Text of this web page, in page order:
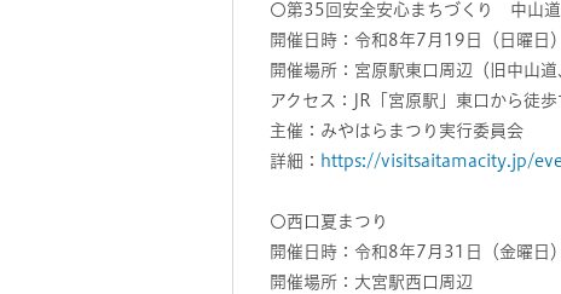
〇第35回安全安心まちづくり 中山
開催日時：令和8年7月19日（日曜
開催場所：宮原駅東口周辺（旧中山道
アクセス：JR「宮原駅」東口から徒歩
主催：みやはらまつり実行委員会
詳細： https://visitsaitamacity.jp/
〇西口夏まつり
開催日時：令和8年7月31日（金曜
開催場所：大宮駅西口周辺